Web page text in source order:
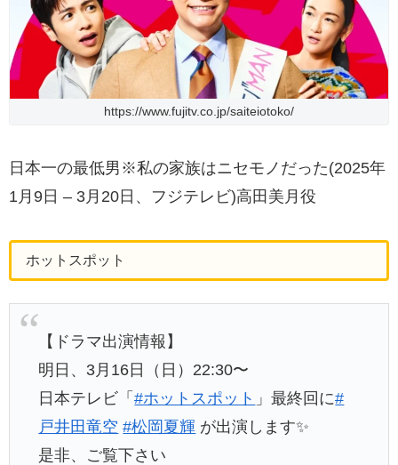
https://www.fujitv.co.jp/saiteiotoko/
日本一の最低男※私の家族はニセモノだった(2025年
1月9日 – 3月20日、フジテレビ)高田美月役
ホットスポット
【ドラマ出演情報】
明日、3月16日（日）22:30〜
日本テレビ「#ホットスポット 」最終回に#
戸井田竜空 #松岡夏輝 が出演します✨
是非、ご覧下さい